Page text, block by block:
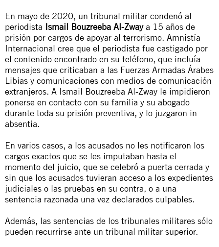
En mayo de 2020, un tribunal militar condenó al
periodista Ismail Bouzreeba Al-Zwaya 15 años de
prisión por cargos de apoyar al terrorismo. Amnistía
Internacional cree que el periodista fue castigado por
el contenido encontrado en su teléfono, que incluía
mensajes que criticaban a las Fuerzas Armadas Árabes
Libias y comunicaciones con medios de comunicación
extranjeros. A Ismail Bouzreeba Al-Zway le impidieron
ponerse en contacto con su familia y su abogado
durante toda su prisión preventiva, y lo juzgaron in
absentia.
En varios casos, a los acusados no les notificaron los
cargos exactos que se les imputaban hasta el
momento del juicio, que se celebró a puerta cerrada y
sin que los acusados tuvieran acceso a los expedientes
judiciales o las pruebas en su contra, o a una
sentencia razonada una vez declarados culpables.
Además, las sentencias de los tribunales militares sólo
pueden recurrirse ante un tribunal militar superior.